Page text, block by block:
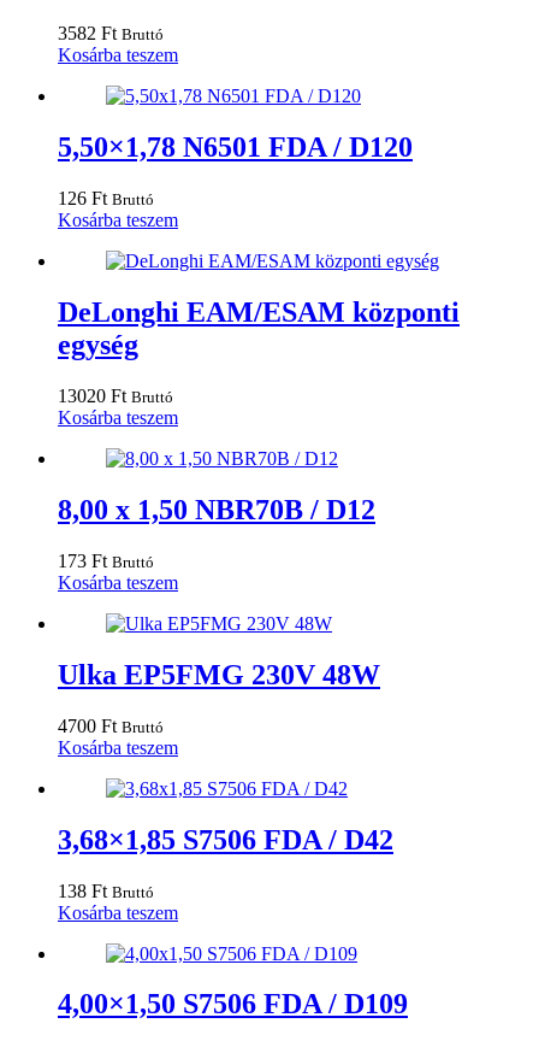
3582 Ft Bruttó
Kosárba teszem
5,50×1,78 N6501 FDA / D120
126 Ft Bruttó
Kosárba teszem
DeLonghi EAM/ESAM központi
egység
13020 Ft Bruttó
Kosárba teszem
8,00 x 1,50 NBR70B / D12
173 Ft Bruttó
Kosárba teszem
Ulka EP5FMG 230V 48W
4700 Ft Bruttó
Kosárba teszem
3,68×1,85 S7506 FDA / D42
138 Ft Bruttó
Kosárba teszem
4,00×1,50 S7506 FDA / D109